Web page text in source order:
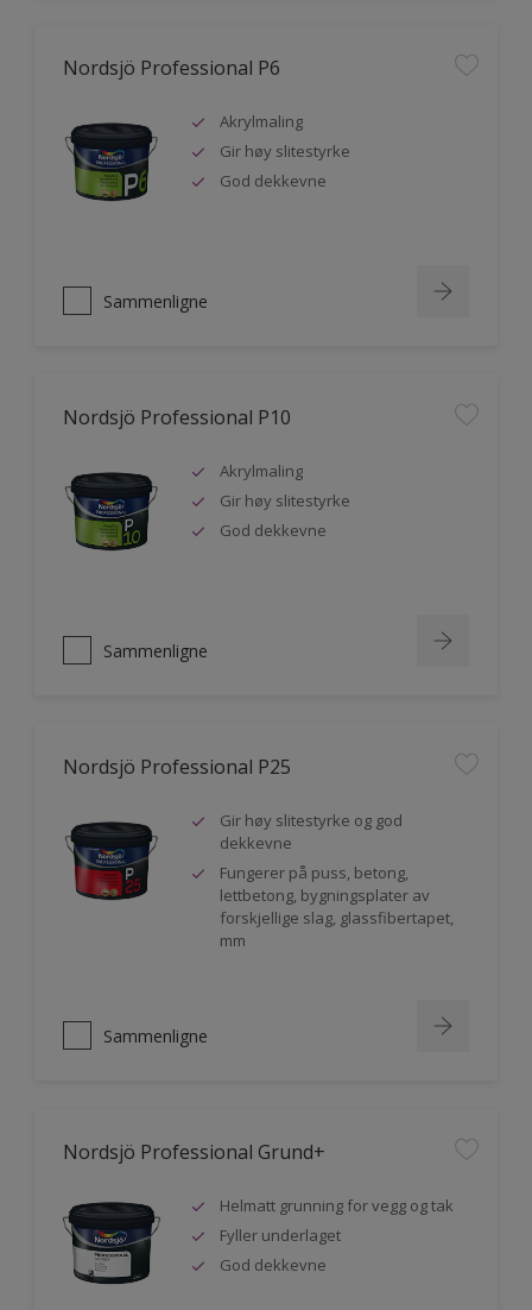
Nordsjö Professional P6
Akrylmaling
Gir høy slitestyrke
God dekkevne
Sammenligne
Nordsjö Professional P10
Akrylmaling
Gir høy slitestyrke
God dekkevne
Sammenligne
Nordsjö Professional P25
Gir høy slitestyrke og god
dekkevne
Fungerer på puss, betong,
lettbetong, bygningsplater av
forskjellige slag, glassfibertapet,
mm
Sammenligne
Nordsjö Professional Grund+
Helmatt grunning for vegg og tak
Fyller underlaget
God dekkevne